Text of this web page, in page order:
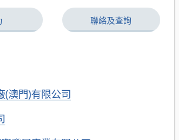
聯絡及查詢
(澳門)有限公司